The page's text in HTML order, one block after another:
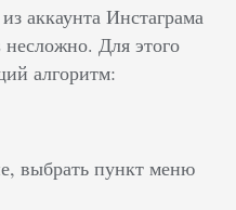
аккаунта Инстаграма
Для этого
алгоритм:
выбрать пункт меню